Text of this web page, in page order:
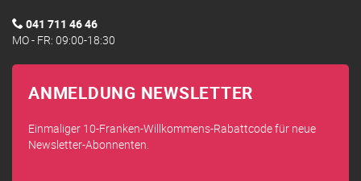
041 711 46 46
MO - FR: 09:00-18:30
ANMELDUNG NEWSLETTER
Einmaliger 10-Franken-Willkommens-Rabattcode für neue
Newsletter-Abonnenten.